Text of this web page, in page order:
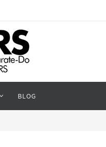
BLOG